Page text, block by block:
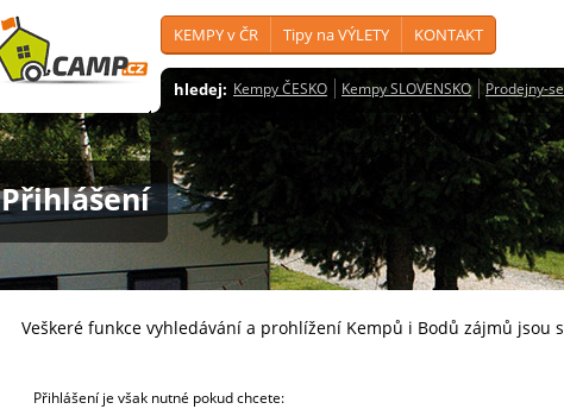
KEMPY v ČR Tipy na VÝLETY KONTAKT
hledej: Kempy ČESKO Kempy SLOVENSKO Prodejny-
Přihlášení
Veškeré funkce vyhledávání a prohlížení Kempů i Bodů zájmů
Přihlášení je však nutné pokud chcete: